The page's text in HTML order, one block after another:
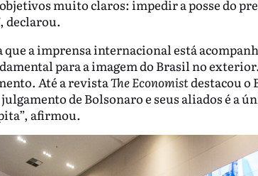
muito claros: impedir a posse do
declarou.
que a imprensa internacional está
para a imagem do Brasil no
Até a revistaThe Economistdestacou o
de Bolsonaro e seus aliados é a
afirmou.